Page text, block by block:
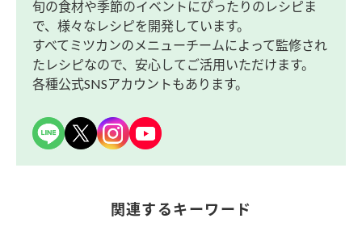
旬の食材や季節のイベントにぴったりのレシピま
で、様々なレシピを開発しています。
すべてミツカンのメニューチームによって監修され
たレシピなので、安心してご活用いただけます。
各種公式SNSアカウントもあります。
関連するキーワード